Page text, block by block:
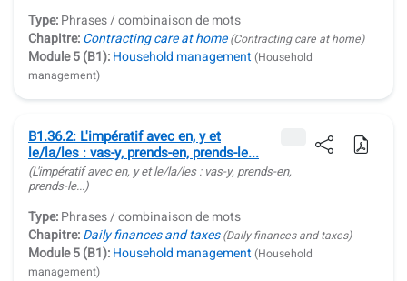
Type:Phrases / combinaison de mots
Chapitre:Contracting care at home (Contracting care at home)
Module 5 (B1):Household management (Household
management)
B1.36.2: L'impératif avec en, y et
le/la/les : vas-y, prends-en, prends-le...
(L'impératif avecen, yetle/la/les: vas-y, prends-en,
prends-le...)
Type:Phrases / combinaison de mots
Chapitre:Daily finances and taxes (Daily finances and taxes)
Module 5 (B1):Household management (Household
management)